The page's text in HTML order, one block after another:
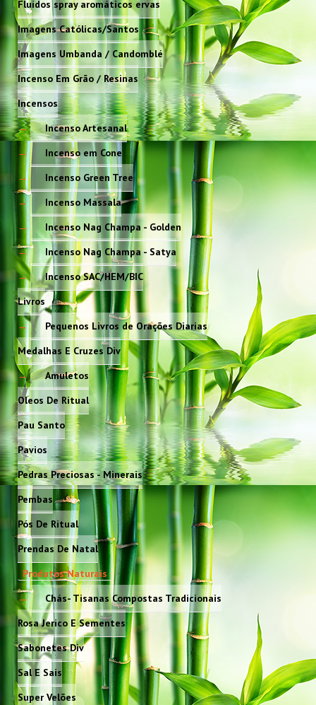
Fluídos spray aromáticos ervas
Imagens Católicas/Santos
Imagens Umbanda / Candomblé
Incenso Em Grão / Resinas
Incensos
Incenso Artesanal
Incenso em Cone
Incenso Green Tree
Incenso Massala
Incenso Nag Champa - Golden
Incenso Nag Champa - Satya
Incenso SAC/HEM/BIC
Livros
Pequenos Livros de Orações Diarias
Medalhas E Cruzes Div
Amuletos
Oleos De Ritual
Pau Santo
Pavios
Pedras Preciosas - Minerais
Pembas
Pós De Ritual
Prendas De Natal
Produtos Naturais
Chás- Tisanas Compostas Tradicionais
Rosa Jerico E Sementes
Sabonetes Div
Sal E Sais
Super Velões